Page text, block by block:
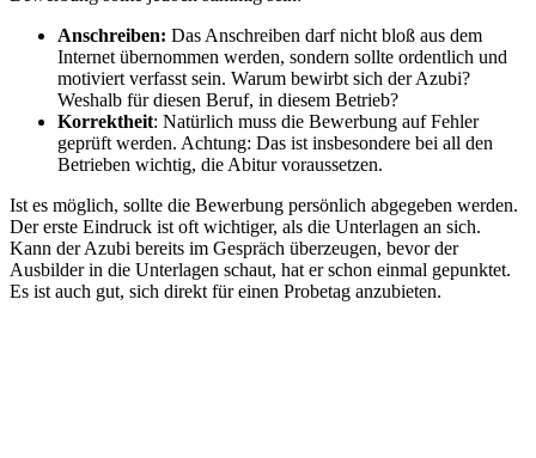
Anschreiben: Das Anschreiben darf nicht bloß aus dem
Internet übernommen werden, sondern sollte ordentlich und
motiviert verfasst sein. Warum bewirbt sich der Azubi?
Weshalb für diesen Beruf, in diesem Betrieb?
Korrektheit: Natürlich muss die Bewerbung auf Fehler
geprüft werden. Achtung: Das ist insbesondere bei all den
Betrieben wichtig, die Abitur voraussetzen.
Ist es möglich, sollte die Bewerbung persönlich abgegeben werden.
Der erste Eindruck ist oft wichtiger, als die Unterlagen an sich.
Kann der Azubi bereits im Gespräch überzeugen, bevor der
Ausbilder in die Unterlagen schaut, hat er schon einmal gepunktet.
Es ist auch gut, sich direkt für einen Probetag anzubieten.